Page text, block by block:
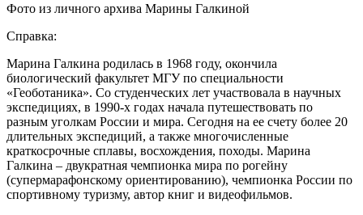
Фото из личного архива Марины Галкиной
Справка:
Марина Галкина родилась в 1968 году, окончила
биологический факультет МГУ по специальности
«Геоботаника». Со студенческих лет участвовала в научных
экспедициях, в 1990-х годах начала путешествовать по
разным уголкам России и мира. Сегодня на ее счету более 20
длительных экспедиций, а также многочисленные
краткосрочные сплавы, восхождения, походы. Марина
Галкина – двукратная чемпионка мира по рогейну
(супермарафонскому ориентированию), чемпионка России по
спортивному туризму, автор книг и видеофильмов.